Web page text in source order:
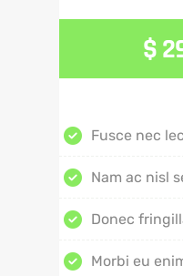
$
Fusce nec
Nam ac nisl
Donec
Morbi eu